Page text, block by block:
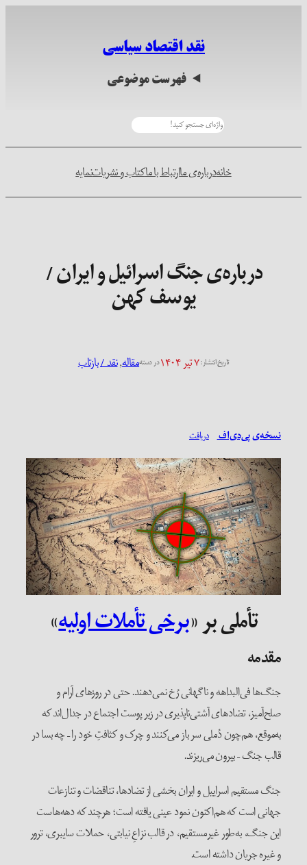
نقد اقتصاد سیاسی
فهرست موضوعی
خانهدرباره‌ی ماارتباط با ماکتاب و نشریاتنمایه
درباره‌ی جنگ اسرائیل و ایران /
یوسف کهن
تاریخ انتشار:۷ تیر ۱۴۰۴ در دستهمقاله, نقد / بازتاب
نسخه‌ی پی‌دی‌اف دریافت
تأملی بر «برخی تأملات اولیه»
مقدمه
جنگ‌ها فی‌البداهه و ناگهانی رُخ نمی‌دهند. حتی در روزهای آرام و
صلح‌آمیز، تضادهای آشتی‌ناپذیری در زیر پوست اجتماع در جدال‌اند که
به‌موقع، هم‌چون دُملی سر باز می‌کنند و چرک و کثافتِ خود را – چه بسا در
قالب جنگ – بیرون می‌ریزند.
جنگ مستقیم اسراییل و ایران بخشی از تضادها، تناقضات و تنازعات
جهانی است که هم‌اکنون نمود عینی یافته ‌است؛ هرچند که دهه‌هاست
این جنگ، به‌طور غیرمستقیم، در قالب نزاعِ نیابتی‌، حملات سایبری، ترور
و غیره جریان داشته ‌است.